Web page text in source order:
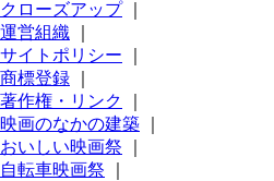
クローズアップ｜
運営組織
サイトポリシー
商標登録
著作権・リンク
映画のなかの建築
おいしい映画祭
自転車映画祭